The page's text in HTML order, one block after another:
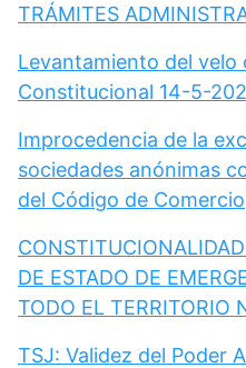
TRÁMITES
Levantamiento del velo
Constitucional 14-5-
Improcedencia de la
sociedades anónimas
del Código de Comercio
DE ESTADO DE
TODO EL TERRITORIO
TSJ: Validez del Poder